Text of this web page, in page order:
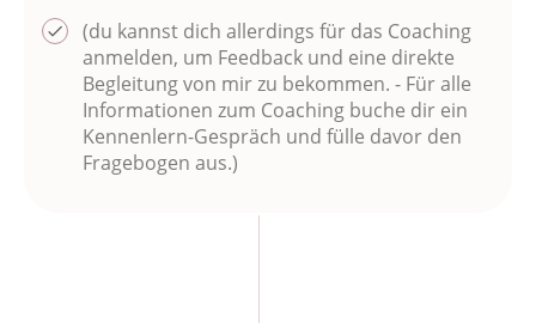
(du kannst dich allerdings für das Coaching
anmelden, um Feedback und eine direkte
Begleitung von mir zu bekommen. - Für alle
Informationen zum Coaching buche dir ein
Kennenlern-Gespräch und fülle davor den
Fragebogen aus.)